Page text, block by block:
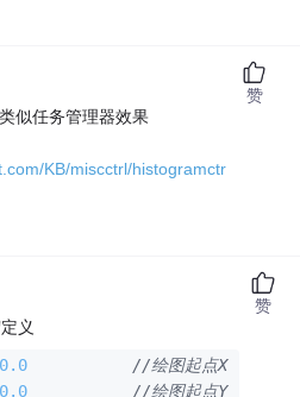
似任务管理器效果
KB/miscctrl/histogramctr
赞
义
100.0
//绘图起点X
400.0
//绘图起点Y
赞